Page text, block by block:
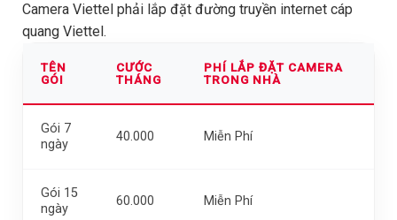
Camera Viettel phải lắp đặt đường truyền internet cáp
quang Viettel.
TÊN
GÓI
CƯỚC
THÁNG
PHÍ LẮP ĐẶT CAMERA
TRONG NHÀ
Gói 7
ngày
40.000 Miễn Phí
Gói 15
ngày
60.000 Miễn Phí